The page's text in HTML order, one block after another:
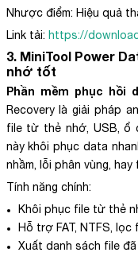
Nhược điểm: Hiệu quả
Link tải: https://
3. MiniTool Power
nhớ tốt
Phần mềm phục hồi
Recovery là giải pháp
file từ thẻ nhớ, USB, ổ
này khôi phục data
nhầm, lỗi phân vùng, hay
Tính năng chính:
Khôi phục file từ thẻ
Hỗ trợ FAT, NTFS,
Xuất danh sách file